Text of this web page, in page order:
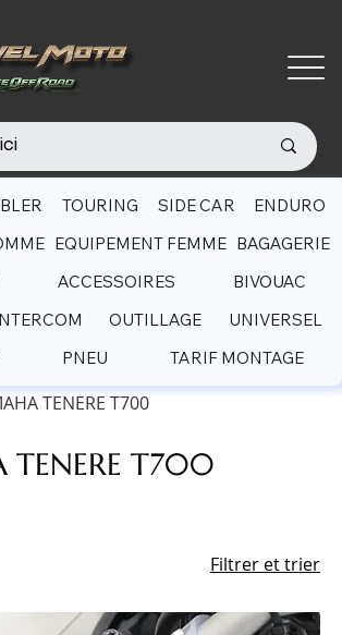
TENERE T700
TENERE T700
Filtrer et trier
TOURING SIDE CAR
ENDURO
EQUIPEMENT FEMME BAGAGERIE
ACCESSOIRES
BIVOUAC
OUTILLAGE
UNIVERSEL
PNEU TARIF MONTAGE